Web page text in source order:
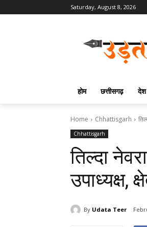
Saturday, August 8, 2026
होम छत्तीसगढ़ देश
Home Chhattisgarh
Chhattisgarh
तिल्दा
उपाध्यक्ष,
By Udata Teer